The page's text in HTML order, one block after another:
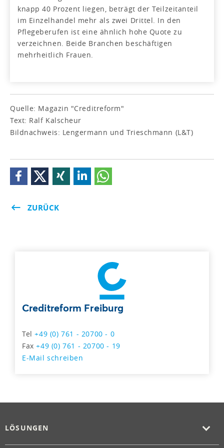
knapp 40 Prozent liegen, beträgt der Teilzeitanteil
im Einzelhandel mehr als zwei Drittel. In den
Pflegeberufen ist eine ähnlich hohe Quote zu
verzeichnen. Beide Branchen beschäftigen
mehrheitlich Frauen.
Quelle: Magazin "Creditreform"
Text: Ralf Kalscheur
Bildnachweis: Lengermann und Trieschmann (L&T)
ZURÜCK
Creditreform Freiburg
Tel+49 (0) 761 - 20700 - 0
Fax+49 (0) 761 - 20700 - 19
E-Mail schreiben
LÖSUNGEN